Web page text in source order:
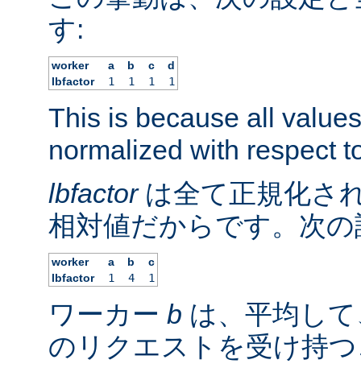
す:
worker a b c
d
lbfactor
1 1 1 1
This is because all
normalized with respect
lbfactorは全て正規化さ
相対値だからです。次
worker a b
c
lbfactor
1 4 1
ワーカー b は、平均し
のリクエストを受け持